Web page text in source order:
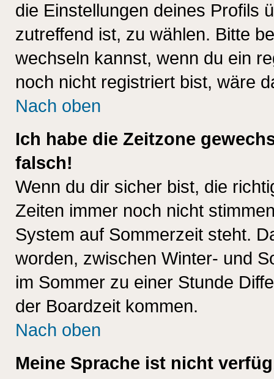
die Einstellungen deines Profils
zutreffend ist, zu wählen. Bitte
wechseln kannst, wenn du ein
noch nicht registriert bist, wäre
Nach oben
Ich habe die Zeitzone
falsch!
Wenn du dir sicher bist, die
Zeiten immer noch nicht
System auf Sommerzeit steht.
worden, zwischen Winter- und
im Sommer zu einer Stunde
der Boardzeit kommen.
Nach oben
Meine Sprache ist nicht